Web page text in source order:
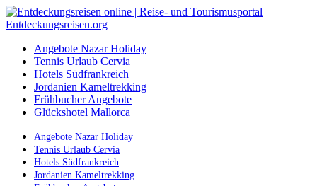
Angebote Nazar Holiday
Tennis Urlaub Cervia
Hotels Südfrankreich
Jordanien Kameltrekking
Frühbucher Angebote
Glückshotel Mallorca
Angebote Nazar Holiday
Tennis Urlaub Cervia
Hotels Südfrankreich
Jordanien Kameltrekking